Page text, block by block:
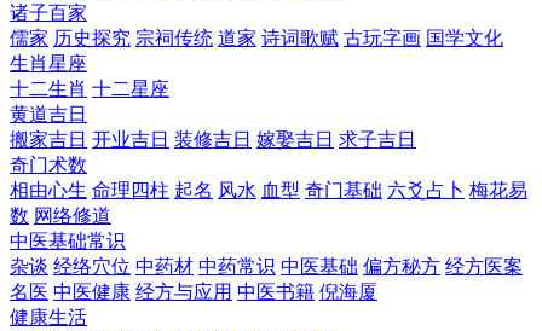
诸子百家
儒家 历史探究 宗祠传统 道家 诗词歌赋 古玩字画 国学文化
生肖星座
十二生肖 十二星座
黄道吉日
搬家吉日 开业吉日 装修吉日 嫁娶吉日 求子吉日
奇门术数
相由心生 命理四柱 起名 风水 血型 奇门基础 六爻占卜 梅花易
数 网络修道
中医基础常识
杂谈 经络穴位 中药材 中药常识 中医基础 偏方秘方 经方医案
名医 中医健康 经方与应用 中医书籍 倪海厦
健康生活